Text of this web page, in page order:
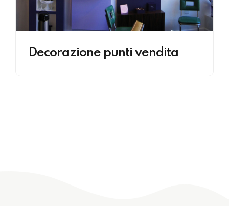
Decorazione punti vendita